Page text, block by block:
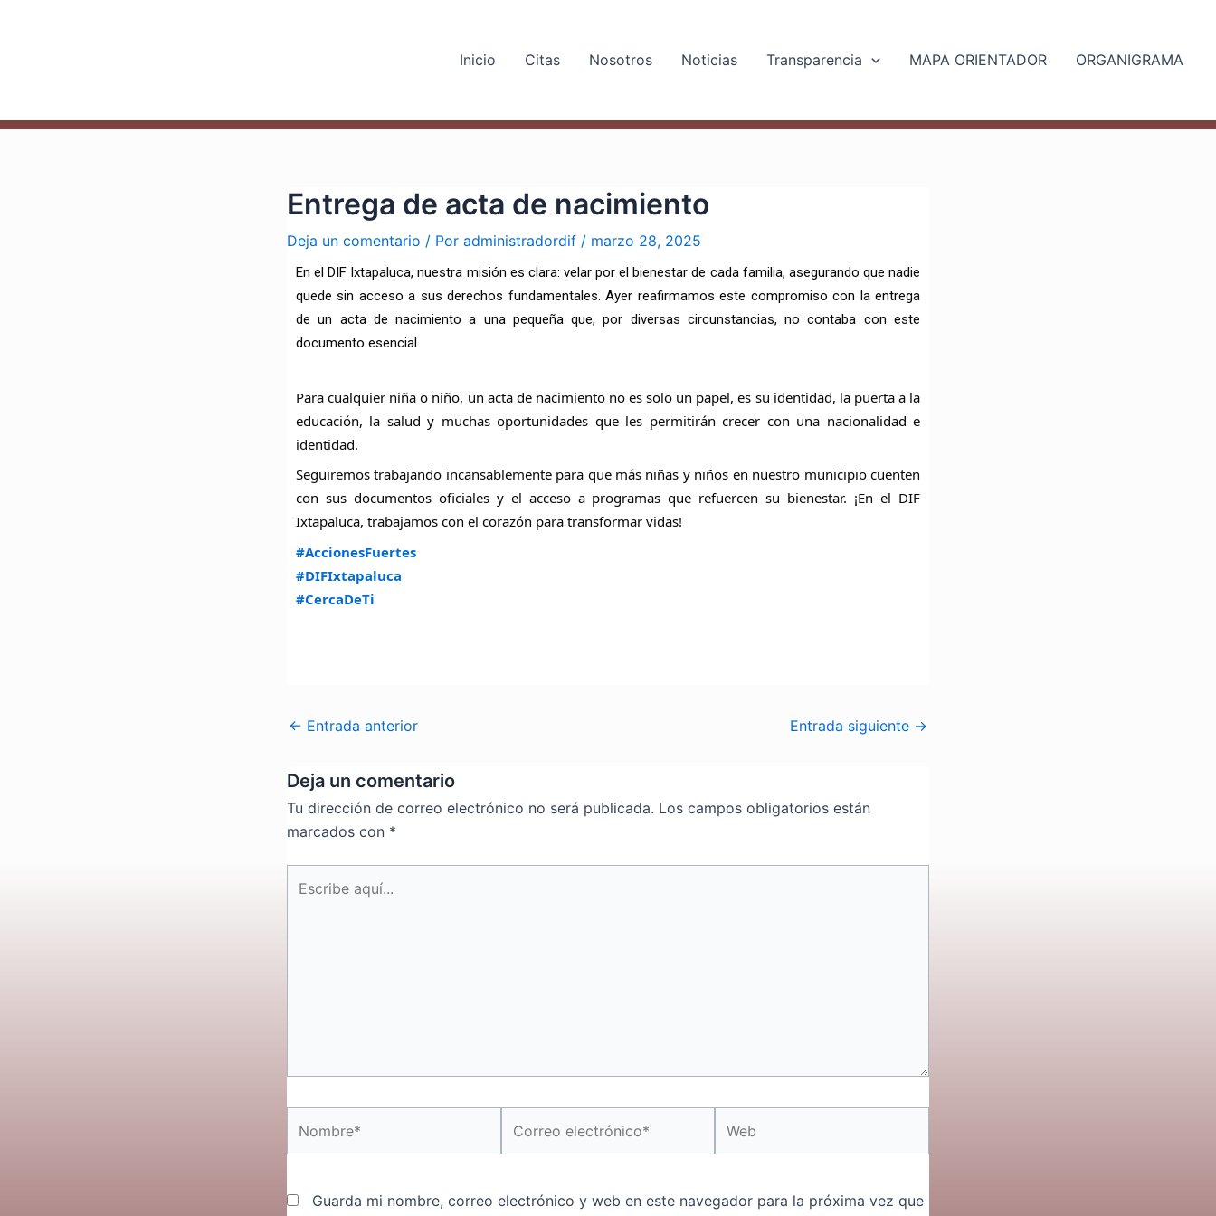
Inicio Citas Nosotros Noticias Transparencia MAPA ORIENTADOR ORGANIGRAMA
Entrega de acta de nacimiento
Deja un comentario / Por administradordif / marzo 28, 2025
En el DIF Ixtapaluca, nuestra misión es clara: velar por el bienestar de cada familia, asegurando que nadie
quede sin acceso a sus derechos fundamentales. Ayer reafirmamos este compromiso con la entrega
de un acta de nacimiento a una pequeña que, por diversas circunstancias, no contaba con este
documento esencial.
Para cualquier niña o niño, un acta de nacimiento no es solo un papel, es su identidad, la puerta a la
educación, la salud y muchas oportunidades que les permitirán crecer con una nacionalidad e
identidad.
Seguiremos trabajando incansablemente para que más niñas y niños en nuestro municipio cuenten
con sus documentos oficiales y el acceso a programas que refuercen su bienestar. ¡En el DIF
Ixtapaluca, trabajamos con el corazón para transformar vidas!
#AccionesFuertes
#DIFIxtapaluca
#CercaDeTi
← Entrada anterior Entrada siguiente →
Deja un comentario
Tu dirección de correo electrónico no será publicada. Los campos obligatorios están
marcados con *
aquí...
electrónico*
Guarda mi nombre, correo electrónico y web en este navegador para la próxima vez que